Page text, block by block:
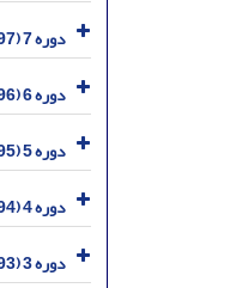
دوره 7 (1397)
دوره 6 (1396)
دوره 5 (1395)
دوره 4 (1394)
دوره 3 (1393)